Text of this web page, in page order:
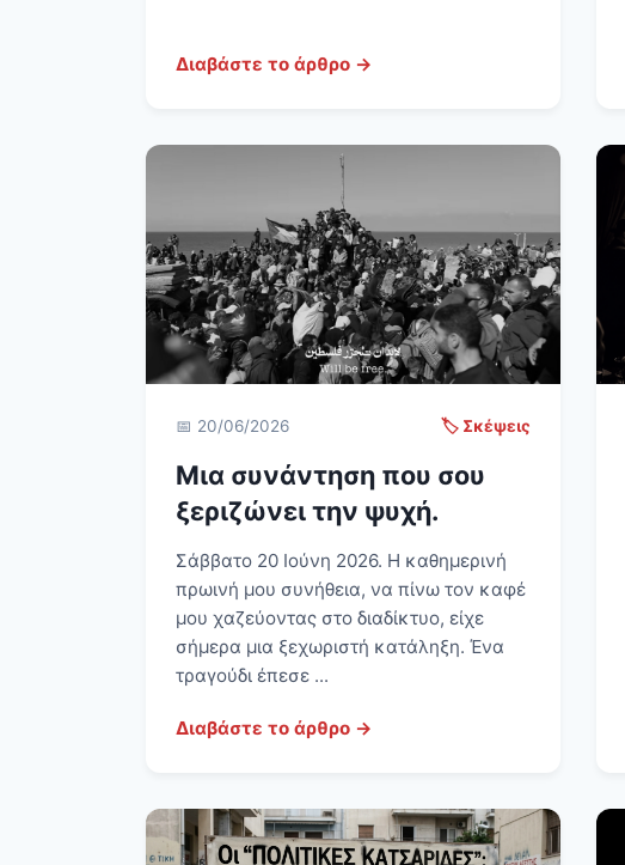
Διαβάστε το άρθρο →
📅 20/06/2026 🏷️ Σκέψεις
Μια συνάντηση που σου
ξεριζώνει την ψυχή.
Σάββατο 20 Ιούνη 2026. Η καθημερινή
πρωινή μου συνήθεια, να πίνω τον καφέ
μου χαζεύοντας στο διαδίκτυο, είχε
σήμερα μια ξεχωριστή κατάληξη. Ένα
τραγούδι έπεσε ...
Διαβάστε το άρθρο →